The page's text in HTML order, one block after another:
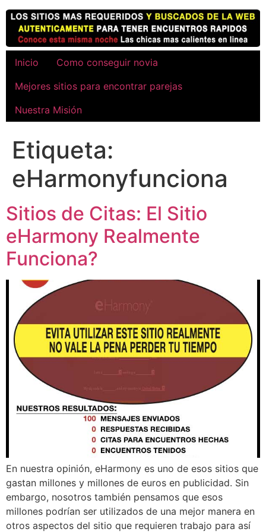
contenido
Inicio
Como conseguir novia
Mejores sitios para encontrar parejas
Nuestra Misión
Etiqueta:
eHarmonyfunciona
Sitios de Citas: El Sitio
eHarmony Realmente
Funciona?
En nuestra opinión, eHarmony es uno de esos sitios que
gastan millones y millones de euros en publicidad. Sin
embargo, nosotros también pensamos que esos
millones podrían ser utilizados de una mejor manera en
otros aspectos del sitio que requieren trabajo para así